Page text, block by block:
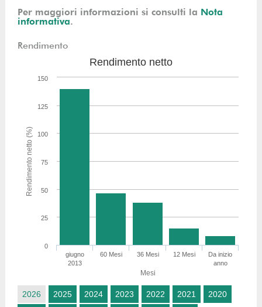
Per maggiori informazioni si consulti la Nota
informativa.
Rendimento
Mesi
Rendimento netto (%)
Rendimento netto
giugno
2013
60 Mesi 36 Mesi 12 Mesi
Da inizio
anno
0
25
50
75
100
125
150
2026 2025 2024 2023 2022 2021
2020